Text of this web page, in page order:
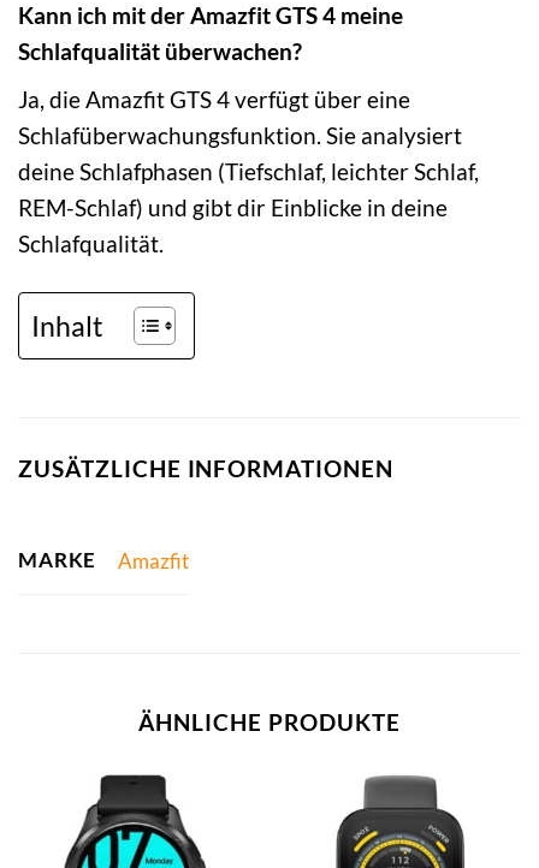
Kann ich mit der Amazfit GTS 4 meine
Schlafqualität überwachen?
Ja, die Amazfit GTS 4 verfügt über eine
Schlafüberwachungsfunktion. Sie analysiert
deine Schlafphasen (Tiefschlaf, leichter Schlaf,
REM-Schlaf) und gibt dir Einblicke in deine
Schlafqualität.
Inhalt
ZUSÄTZLICHE INFORMATIONEN
MARKE Amazfit
ÄHNLICHE PRODUKTE